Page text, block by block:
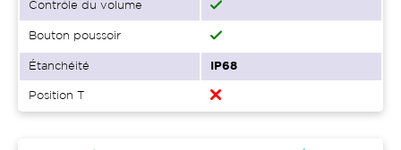
Contrôle du volume
Bouton poussoir
Étanchéité IP68
Position T